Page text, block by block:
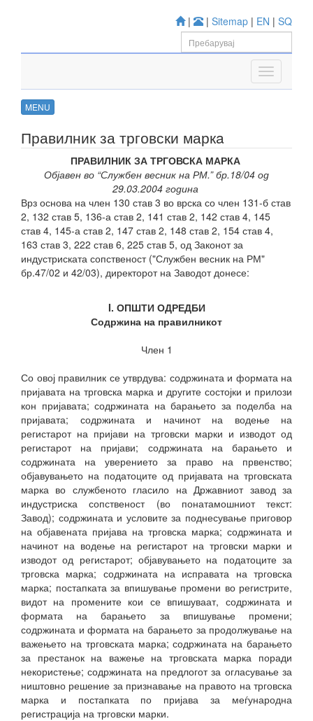
| | Sitemap | EN | SQ
MENU
Правилник за трговски маркa
ПРАВИЛНИК ЗА ТРГОВСКА МАРКА
Објавен во “Службен весник на РМ.” бр.18/04 од
29.03.2004 година
Врз основа на член 130 став 3 во врска со член 131-б став
2, 132 став 5, 136-а став 2, 141 став 2, 142 став 4, 145
став 4, 145-а став 2, 147 став 2, 148 став 2, 154 став 4,
163 став 3, 222 став 6, 225 став 5, од Законот за
индустриската сопственост ("Службен весник на РМ"
бр.47/02 и 42/03), директорот на Заводот донесе:
I. ОПШТИ ОДРЕДБИ
Содржина на правилникот
Член 1
Со овој правилник се утврдува: содржината и формата на
пријавата на трговска марка и другите состојки и прилози
кон пријавата; содржината на барањето за поделба на
пријавата; содржината и начинот на водење на
регистарот на пријави на трговски марки и изводот од
регистарот на пријави; содржината на барањето и
содржината на уверението за право на првенство;
објавувањето на податоците од пријавата на трговската
марка во службеното гласило на Државниот завод за
индустриска сопственост (во понатамошниот текст:
Завод); содржината и условите за поднесување приговор
на објавената пријава на трговска марка; содржината и
начинот на водење на регистарот на трговски марки и
изводот од регистарот; објавувањето на податоците за
трговска марка; содржината на исправата на трговска
марка; постапката за впишување промени во регистрите,
видот на промените кои се впишуваат, содржината и
формата на барањето за впишување промени;
содржината и формата на барањето за продолжување на
важењето на трговската марка; содржината на барањето
за престанок на важење на трговската марка поради
некористење; содржината на предлогот за огласување за
ништовно решение за признавање на правото на трговска
марка и постапката по пријава за меѓународна
регистрација на трговски марки.